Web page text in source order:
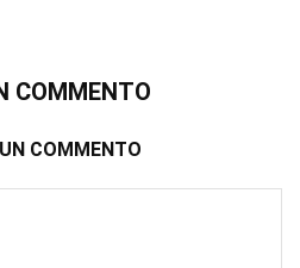
COMMENTO
COMMENTO